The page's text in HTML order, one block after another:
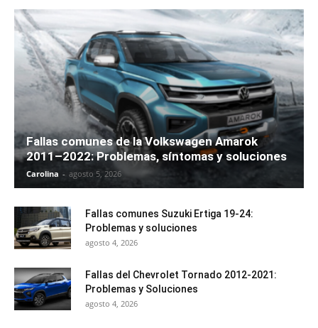
Fallas comunes de la Volkswagen Amarok
2011–2022: Problemas, síntomas y soluciones
Carolina - agosto 5, 2026
Fallas comunes Suzuki Ertiga 19-24:
Problemas y soluciones
agosto 4, 2026
Fallas del Chevrolet Tornado 2012-2021:
Problemas y Soluciones
agosto 4, 2026